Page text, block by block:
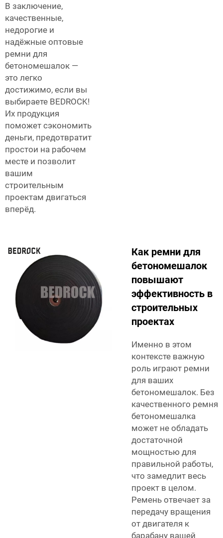
В заключение,
качественные,
недорогие и
надёжные оптовые
ремни для
бетономешалок —
это легко
достижимо, если вы
выбираете BEDROCK!
Их продукция
поможет сэкономить
деньги, предотвратит
простои на рабочем
месте и позволит
вашим
строительным
проектам двигаться
вперёд.
Как ремни для
бетономешалок
повышают
эффективность в
строительных
проектах
Именно в этом
контексте важную
роль играют ремни
для ваших
бетономешалок. Без
качественного ремня
бетономешалка
может не обладать
достаточной
мощностью для
правильной работы,
что замедлит весь
проект в целом.
Ремень отвечает за
передачу вращения
от двигателя к
барабану вашей